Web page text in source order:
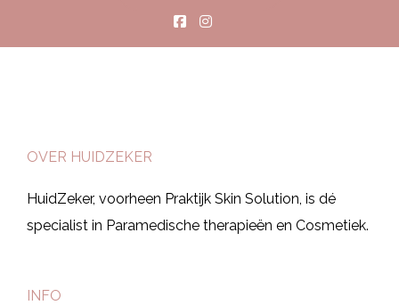
OVER HUIDZEKER
HuidZeker, voorheen Praktijk Skin Solution, is dé
specialist in Paramedische therapieën en Cosmetiek.
INFO